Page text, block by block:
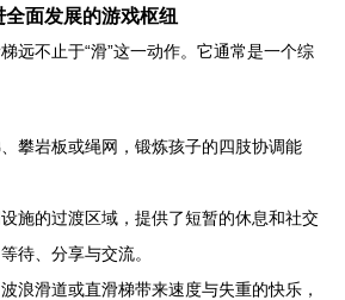
面发展的游戏枢纽
远不止于“滑”这一动作。它通常是一个综
、攀岩板或绳网，锻炼孩子的四肢协调能
设施的过渡区域，提供了短暂的休息和社交
待、分享与交流。
浪滑道或直滑梯带来速度与失重的快乐，